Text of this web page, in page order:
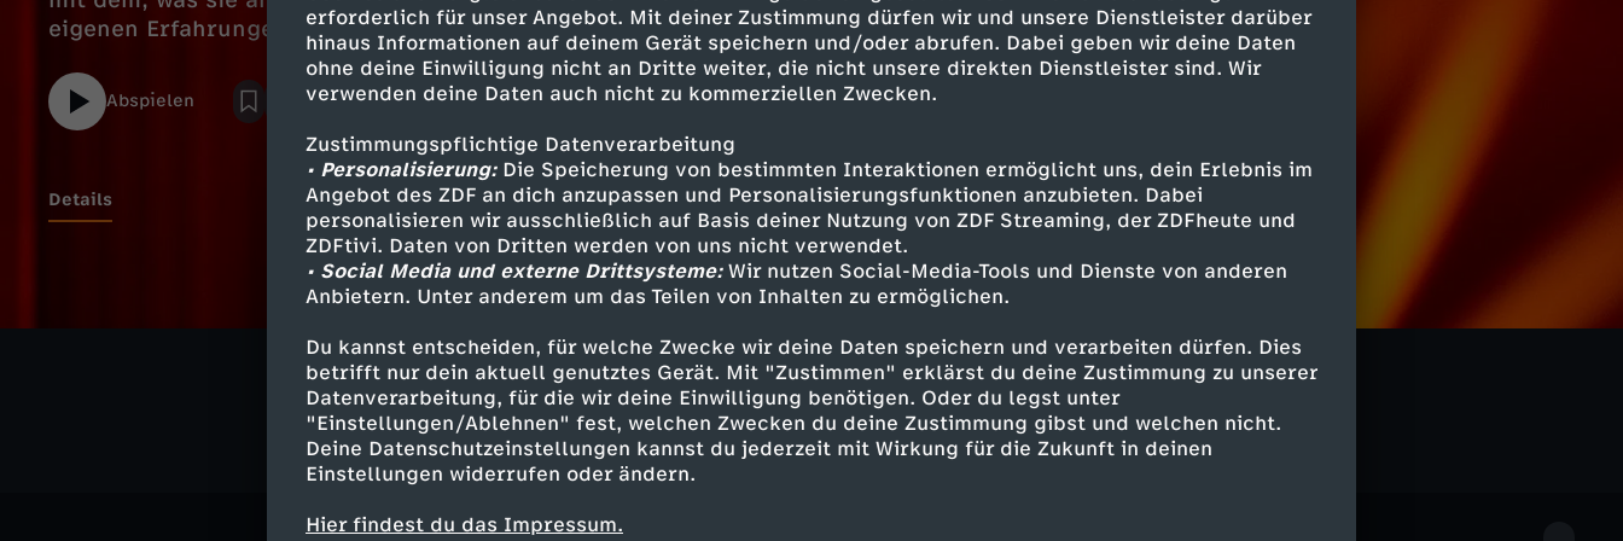
erforderlich für unser Angebot. Mit deiner Zustimmung dürfen wir und unsere Dienstleister darüber
hinaus Informationen auf deinem Gerät speichern und/oder abrufen. Dabei geben wir deine Daten
ohne deine Einwilligung nicht an Dritte weiter, die nicht unsere direkten Dienstleister sind. Wir
verwenden deine Daten auch nicht zu kommerziellen Zwecken.
Zustimmungspflichtige Datenverarbeitung
• Personalisierung:Die Speicherung von bestimmten Interaktionen ermöglicht uns, dein Erlebnis im
Angebot des ZDF an dich anzupassen und Personalisierungsfunktionen anzubieten. Dabei
personalisieren wir ausschließlich auf Basis deiner Nutzung von ZDF Streaming, der ZDFheute und
ZDFtivi. Daten von Dritten werden von uns nicht verwendet.
• Social Media und externe Drittsysteme:Wir nutzen Social-Media-Tools und Dienste von anderen
Anbietern. Unter anderem um das Teilen von Inhalten zu ermöglichen.
Du kannst entscheiden, für welche Zwecke wir deine Daten speichern und verarbeiten dürfen. Dies
betrifft nur dein aktuell genutztes Gerät. Mit "Zustimmen" erklärst du deine Zustimmung zu unserer
Datenverarbeitung, für die wir deine Einwilligung benötigen. Oder du legst unter
"Einstellungen/Ablehnen" fest, welchen Zwecken du deine Zustimmung gibst und welchen nicht.
Deine Datenschutzeinstellungen kannst du jederzeit mit Wirkung für die Zukunft in deinen
Einstellungen widerrufen oder ändern.
Hier findest du das Impressum.
eigenen Erfahrungen und mit jeder Menge Humor.
Abspielen
Details
Comedy Show leidenschaftlich 3satFestival